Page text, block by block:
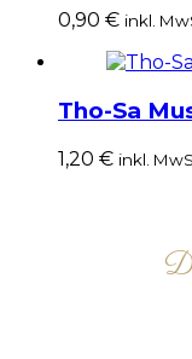
0,90 € inkl.
Tho-Sa
1,20 € inkl.